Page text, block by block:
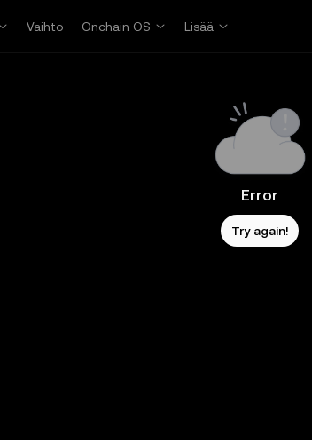
Vaihto Onchain OS Lisää
Error
Try again!